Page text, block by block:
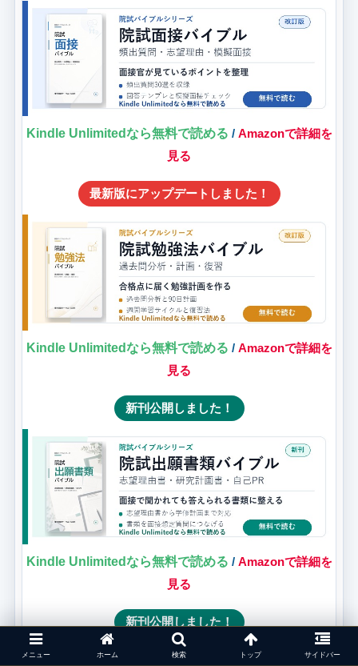
Kindle Unlimitedなら無料で読める / Amazonで詳細を
見る
最新版にアップデートしました！
Kindle Unlimitedなら無料で読める / Amazonで詳細を
見る
新刊公開しました！
Kindle Unlimitedなら無料で読める / Amazonで詳細を
見る
新刊公開しました！
メニュー ホーム 検索 トップ サイドバー